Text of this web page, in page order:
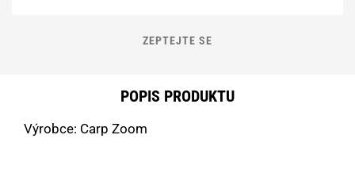
ZEPTEJTE SE
POPIS PRODUKTU
Výrobce: Carp Zoom